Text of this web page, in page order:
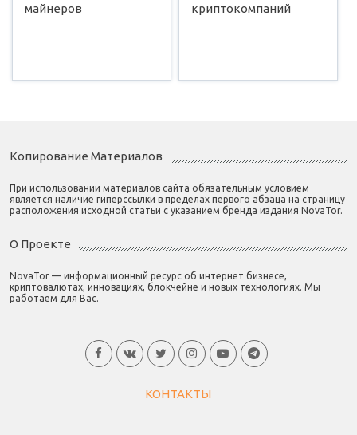
майнеров
криптокомпаний
Копирование Материалов
При использовании материалов сайта обязательным условием
является наличие гиперссылки в пределах первого абзаца на страницу
расположения исходной статьи с указанием бренда издания NovaTor.
О Проекте
NovaTor — информационный ресурс об интернет бизнесе,
криптовалютах, инновациях, блокчейне и новых технологиях. Мы
работаем для Вас.
КОНТАКТЫ